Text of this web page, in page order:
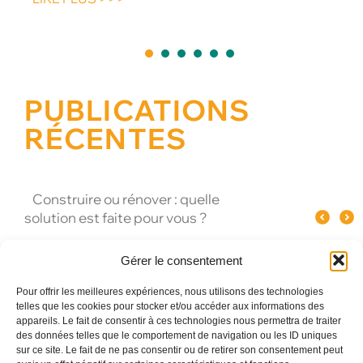
Gérer le consentement
Pour offrir les meilleures expériences, nous utilisons des technologies
telles que les cookies pour stocker et/ou accéder aux informations des
appareils. Le fait de consentir à ces technologies nous permettra de traiter
des données telles que le comportement de navigation ou les ID uniques
sur ce site. Le fait de ne pas consentir ou de retirer son consentement peut
PUBLICATIONS
RÉCENTES
Les meilleures
Quel spectacle original pour un
événement d’entreprise à Paris ?
Pourquoi le verre influence le goût
du champagne ?